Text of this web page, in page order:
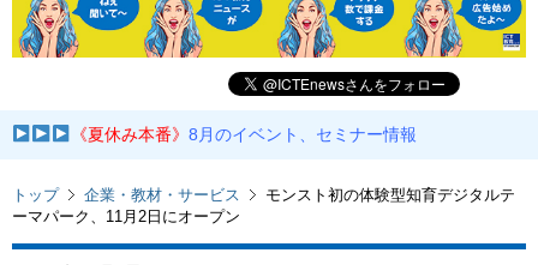
《夏休み本番》8月のイベント、セミナー情報
トップ 企業・教材・サービス
モンスト初の体験型知育デジタルテ
ーマパーク、11月2日にオープン